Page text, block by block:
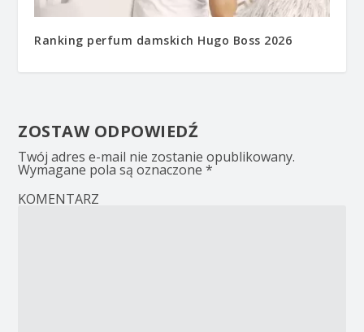
Ranking perfum damskich Hugo Boss 2026
ZOSTAW ODPOWIEDŹ
Twój adres e-mail nie zostanie opublikowany.
Wymagane pola są oznaczone*
KOMENTARZ